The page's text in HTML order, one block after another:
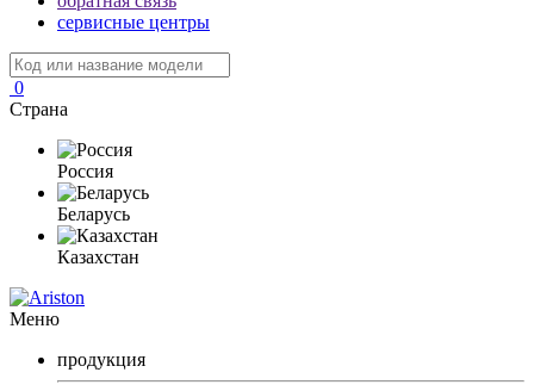
сервисные центры
0
Страна
Россия
Беларусь
Казахстан
Меню
продукция